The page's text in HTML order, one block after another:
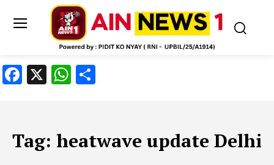
Facebook
X WhatsApp
Tag: heatwave update Delhi